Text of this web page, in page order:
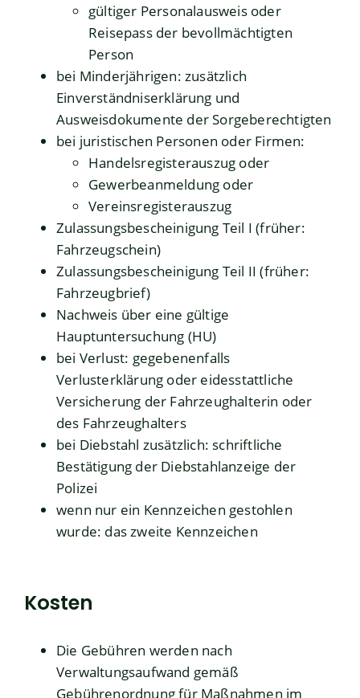
gültiger Personalausweis oder
Reisepass der bevollmächtigten
Person
bei Minderjährigen: zusätzlich
Einverständniserklärung und
Ausweisdokumente der Sorgeberechtigten
bei juristischen Personen oder Firmen:
Handelsregisterauszug oder
Gewerbeanmeldung oder
Vereinsregisterauszug
Zulassungsbescheinigung Teil I (früher:
Fahrzeugschein)
Zulassungsbescheinigung Teil II (früher:
Fahrzeugbrief)
Nachweis über eine gültige
Hauptuntersuchung (HU)
bei Verlust: gegebenenfalls
Verlusterklärung oder eidesstattliche
Versicherung der Fahrzeughalterin oder
des Fahrzeughalters
bei Diebstahl zusätzlich: schriftliche
Bestätigung der Diebstahlanzeige der
Polizei
wenn nur ein Kennzeichen gestohlen
wurde: das zweite Kennzeichen
Kosten
Die Gebühren werden nach
Verwaltungsaufwand gemäß
Gebührenordnung für Maßnahmen im